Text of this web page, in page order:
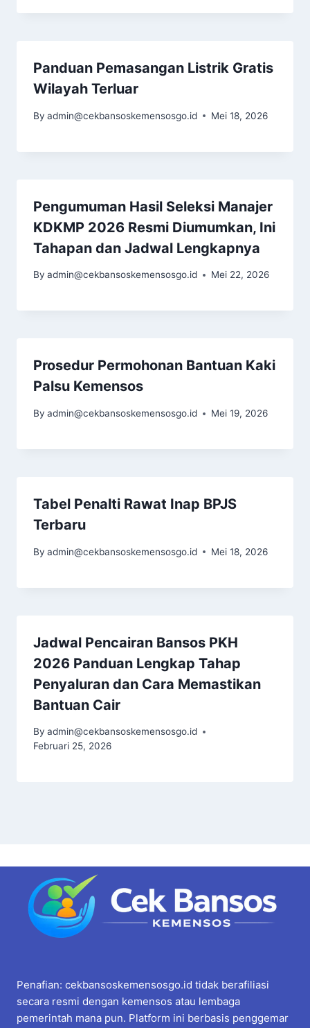
Panduan Pemasangan Listrik Gratis
Wilayah Terluar
By admin@cekbansoskemensosgo.id Mei 18, 2026
Pengumuman Hasil Seleksi Manajer
KDKMP 2026 Resmi Diumumkan, Ini
Tahapan dan Jadwal Lengkapnya
By admin@cekbansoskemensosgo.id Mei 22, 2026
Prosedur Permohonan Bantuan Kaki
Palsu Kemensos
By admin@cekbansoskemensosgo.id Mei 19, 2026
Tabel Penalti Rawat Inap BPJS
Terbaru
By admin@cekbansoskemensosgo.id Mei 18, 2026
Jadwal Pencairan Bansos PKH
2026 Panduan Lengkap Tahap
Penyaluran dan Cara Memastikan
Bantuan Cair
By admin@cekbansoskemensosgo.id
Februari 25, 2026
Penafian: cekbansoskemensosgo.id tidak berafiliasi
secara resmi dengan kemensos atau lembaga
pemerintah mana pun. Platform ini berbasis penggemar